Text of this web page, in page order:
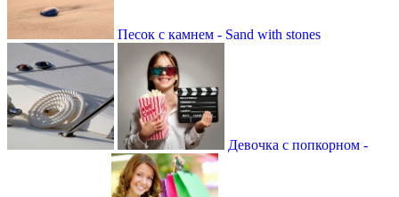
Песок с камнем - Sand with stones
Девочка с попкорном -